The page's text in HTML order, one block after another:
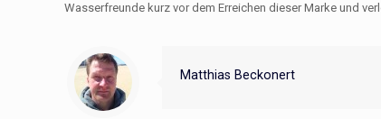
Wasserfreunde kurz vor dem Erreichen dieser Marke und
Matthias Beckonert